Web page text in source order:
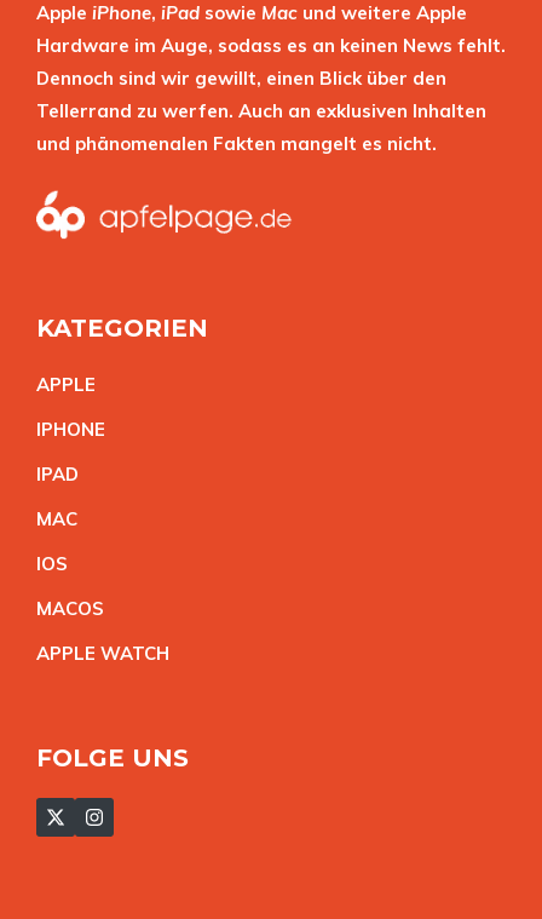
Apple iPhone, iPad sowie Mac und weitere Apple
Hardware im Auge, sodass es an keinen News fehlt.
Dennoch sind wir gewillt, einen Blick über den
Tellerrand zu werfen. Auch an exklusiven Inhalten
und phänomenalen Fakten mangelt es nicht.
KATEGORIEN
APPLE
IPHONE
IPAD
MAC
IOS
MACOS
APPLE WATCH
FOLGE UNS